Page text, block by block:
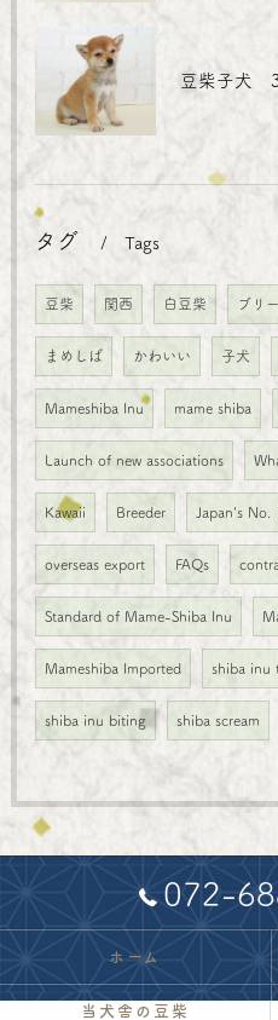
豆柴子犬
タグ Tags
豆柴 関西 白豆柴 ブリ
まめしば かわいい 子犬
Mameshiba Inu mame shiba
Launch of new associations
Kawaii Breeder Japan's No.
overseas export FAQs
Standard of Mame-Shiba Inu
Mameshiba Imported shiba inu
shiba inu biting shiba scream
072-
ホーム
当犬舎の豆柴